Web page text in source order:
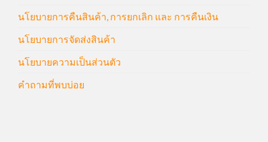
นโยบายการคืนสินค้า, การยกเลิก และ การคืนเงิน
นโยบายการจัดส่งสินค้า
นโยบายความเป็นส่วนตัว
คำถามที่พบบ่อย